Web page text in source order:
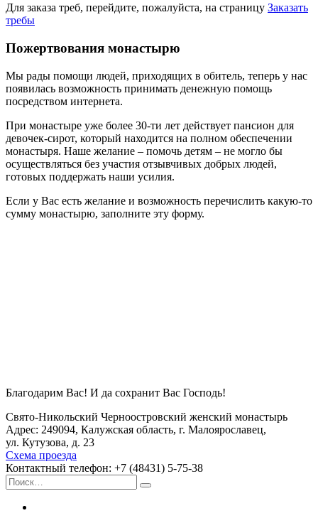
Для заказа треб, перейдите, пожалуйста, на страницу Заказать
требы
Пожертвования монастырю
Мы рады помощи людей, приходящих в обитель, теперь у нас
появилась возможность принимать денежную помощь
посредством интернета.
При монастыре уже более 30-ти лет действует пансион для
девочек-сирот, который находится на полном обеспечении
монастыря. Наше желание – помочь детям – не могло бы
осуществляться без участия отзывчивых добрых людей,
готовых поддержать наши усилия.
Если у Вас есть желание и возможность перечислить какую-то
сумму монастырю, заполните эту форму.
Благодарим Вас! И да сохранит Вас Господь!
Свято-Никольский Черноостровский женский монастырь
Адрес: 249094, Калужская область, г. Малоярославец,
ул. Кутузова, д. 23
Схема проезда
Контактный телефон: +7 (48431) 5-75-38
Искать:
Поиск